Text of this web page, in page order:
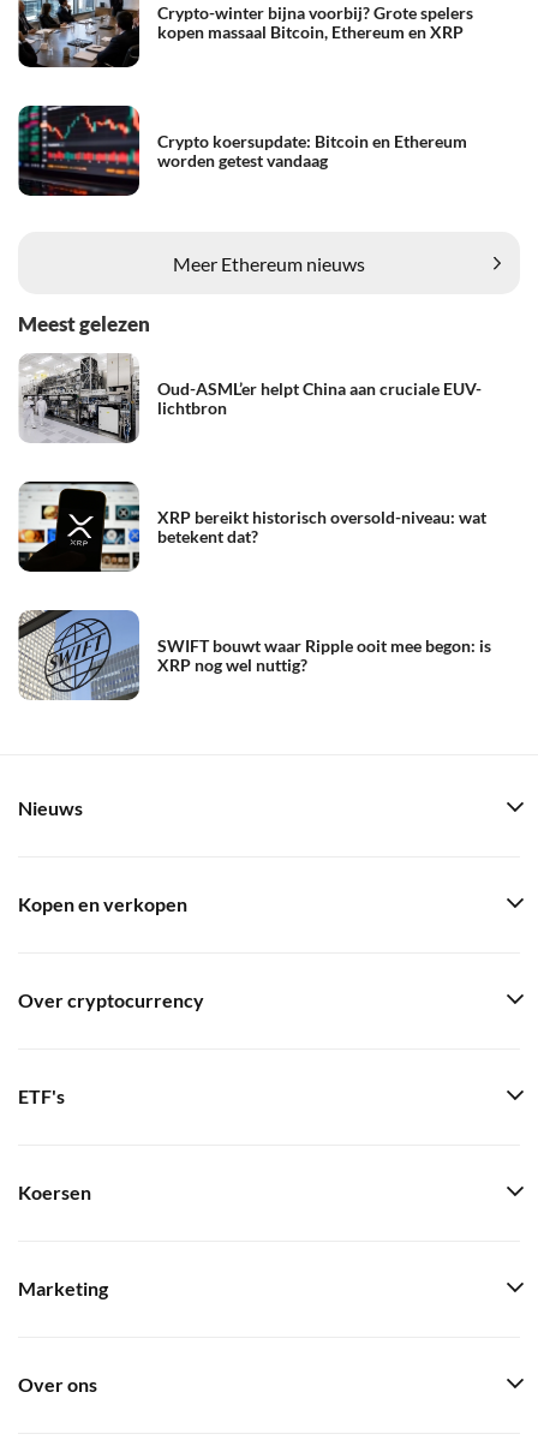
Crypto-winter bijna voorbij? Grote spelers
kopen massaal Bitcoin, Ethereum en XRP
Crypto koersupdate: Bitcoin en Ethereum
worden getest vandaag
Meer Ethereum nieuws
Meest gelezen
Oud-ASML’er helpt China aan cruciale EUV-
lichtbron
XRP bereikt historisch oversold-niveau: wat
betekent dat?
SWIFT bouwt waar Ripple ooit mee begon: is
XRP nog wel nuttig?
Nieuws
Kopen en verkopen
Over cryptocurrency
ETF's
Koersen
Marketing
Over ons